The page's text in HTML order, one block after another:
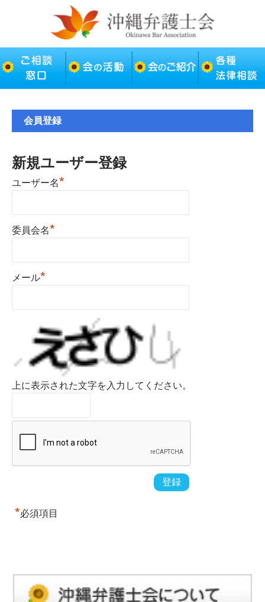
会員登録
新規ユーザー登録
ユーザー名*
委員会名*
メール*
上に表示された文字を入力してください。
*必須項目